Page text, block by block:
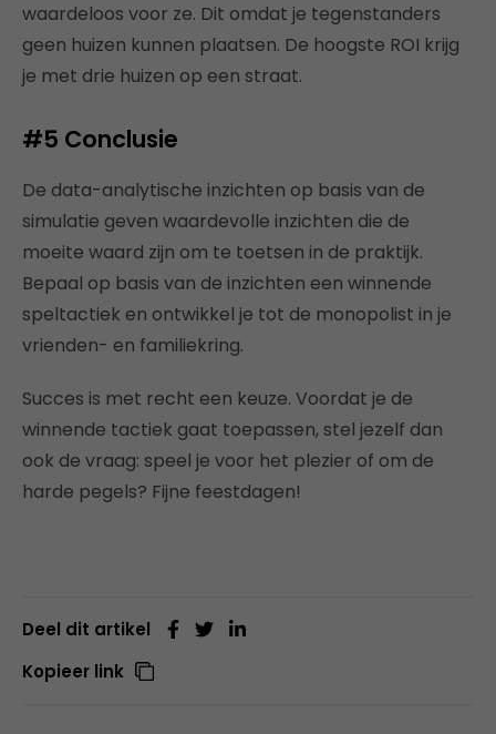
waardeloos voor ze. Dit omdat je tegenstanders
geen huizen kunnen plaatsen. De hoogste ROI krijg
je met drie huizen op een straat.
#5 Conclusie
De data-analytische inzichten op basis van de
simulatie geven waardevolle inzichten die de
moeite waard zijn om te toetsen in de praktijk.
Bepaal op basis van de inzichten een winnende
speltactiek en ontwikkel je tot de monopolist in je
vrienden- en familiekring.
Succes is met recht een keuze. Voordat je de
winnende tactiek gaat toepassen, stel jezelf dan
ook de vraag: speel je voor het plezier of om de
harde pegels? Fijne feestdagen!
Deel dit artikel
Kopieer link